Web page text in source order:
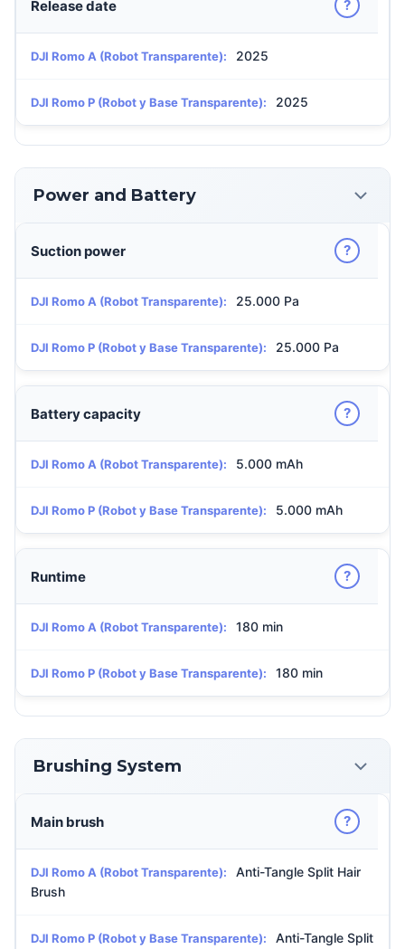
Release date ?
DJI Romo A (Robot Transparente): 2025
DJI Romo P (Robot y Base Transparente): 2025
Power and Battery
Suction power ?
DJI Romo A (Robot Transparente): 25.000 Pa
DJI Romo P (Robot y Base Transparente): 25.000 Pa
Battery capacity ?
DJI Romo A (Robot Transparente): 5.000 mAh
DJI Romo P (Robot y Base Transparente): 5.000 mAh
Runtime ?
DJI Romo A (Robot Transparente): 180 min
DJI Romo P (Robot y Base Transparente): 180 min
Brushing System
Main brush ?
DJI Romo A (Robot Transparente):
Anti-Tangle Split Hair
Brush
DJI Romo P (Robot y Base Transparente):
Anti-Tangle Split